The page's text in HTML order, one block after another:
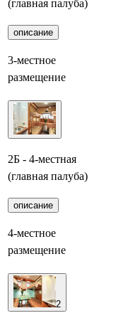
(главная палуба)
описание
3-местное
размещение
2Б - 4-местная
(главная палуба)
описание
4-местное
размещение
2